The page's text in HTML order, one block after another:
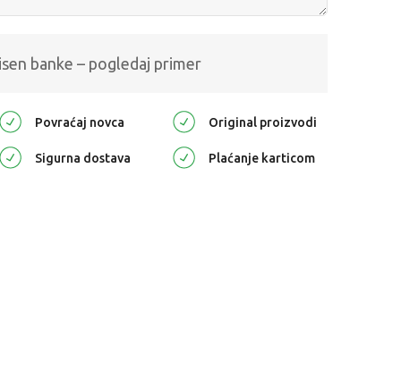
banke – pogledaj primer
Povraćaj novca Original proizvodi
Sigurna dostava Plaćanje karticom